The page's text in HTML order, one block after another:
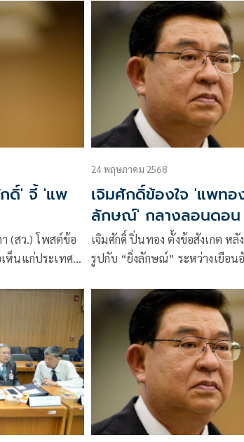
กดิ์' จี้ 'แพ
(สว.) โพสต์ข้อ
ห็นแก่ประเทศ
24 พฤษภาคม 2568
เจิมศักดิ์ข้องใจ 'แพทอ
ลักษณ์' กลางลอนดอน
เจิมศักดิ์ ปิ่นทอง ตั้งข้อสังเกต ห
รูปกับ “ยิ่งลักษณ์” ระหว่างเยือ